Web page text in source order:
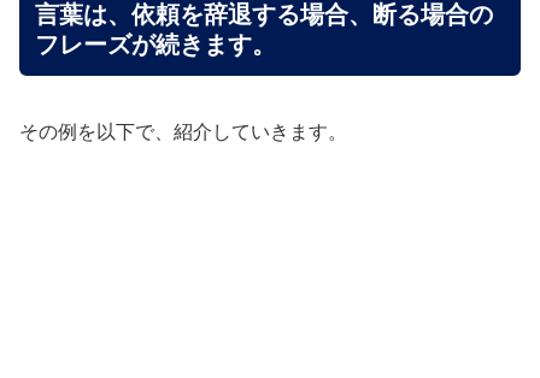
言葉は、依頼を辞退する場合、断る場合の
フレーズが続きます。
その例を以下で、紹介していきます。